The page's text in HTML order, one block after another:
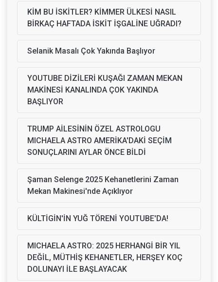
KİM BU İSKİTLER? KİMMER ÜLKESİ NASIL
BİRKAÇ HAFTADA İSKİT İŞGALİNE UĞRADI?
Selanik Masalı Çok Yakında Başlıyor
YOUTUBE DİZİLERİ KUŞAĞI ZAMAN MEKAN
MAKİNESİ KANALINDA ÇOK YAKINDA
BAŞLIYOR
TRUMP AİLESİNİN ÖZEL ASTROLOGU
MICHAELA ASTRO AMERİKA'DAKİ SEÇİM
SONUÇLARINI AYLAR ÖNCE BİLDİ
Şaman Selenge 2025 Kehanetlerini Zaman
Mekan Makinesi'nde Açıklıyor
KÜLTİGİN'İN YUĞ TÖRENİ YOUTUBE'DA!
MICHAELA ASTRO: 2025 HERHANGİ BİR YIL
DEĞİL, MÜTHİŞ KEHANETLER, HERŞEY KOÇ
DOLUNAYI İLE BAŞLAYACAK